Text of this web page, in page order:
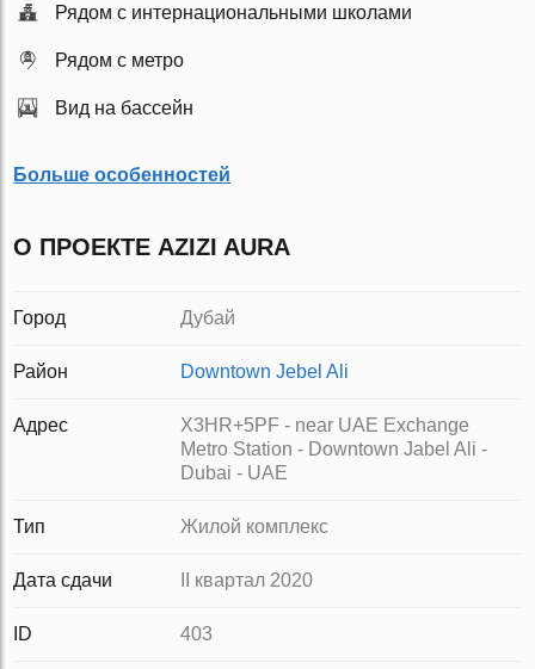
Рядом с интернациональными школами
Рядом с метро
Вид на бассейн
Больше особенностей
О ПРОЕКТЕ AZIZI AURA
Город Дубай
Район Downtown Jebel Ali
Адрес
X3HR+5PF - near UAE Exchange
Metro Station - Downtown Jabel Ali -
Dubai - UAE
Тип Жилой комплекс
Дата сдачи II квартал 2020
ID 403